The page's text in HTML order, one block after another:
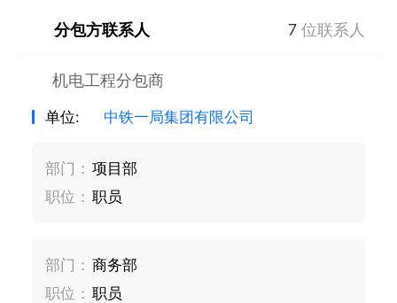
分包方联系人 7 位联系人
机电工程分包商
单位: 中铁一局集团有限公司
部门： 项目部
职位： 职员
部门： 商务部
职位： 职员